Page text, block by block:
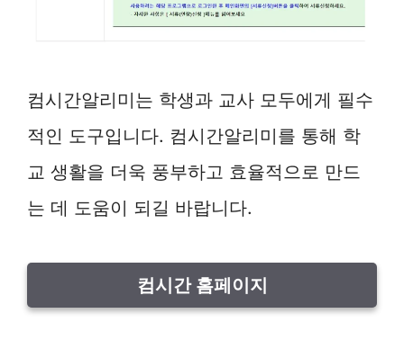
컴시간알리미는 학생과 교사 모두에게 필수
적인 도구입니다. 컴시간알리미를 통해 학
교 생활을 더욱 풍부하고 효율적으로 만드
는 데 도움이 되길 바랍니다.
컴시간 홈페이지